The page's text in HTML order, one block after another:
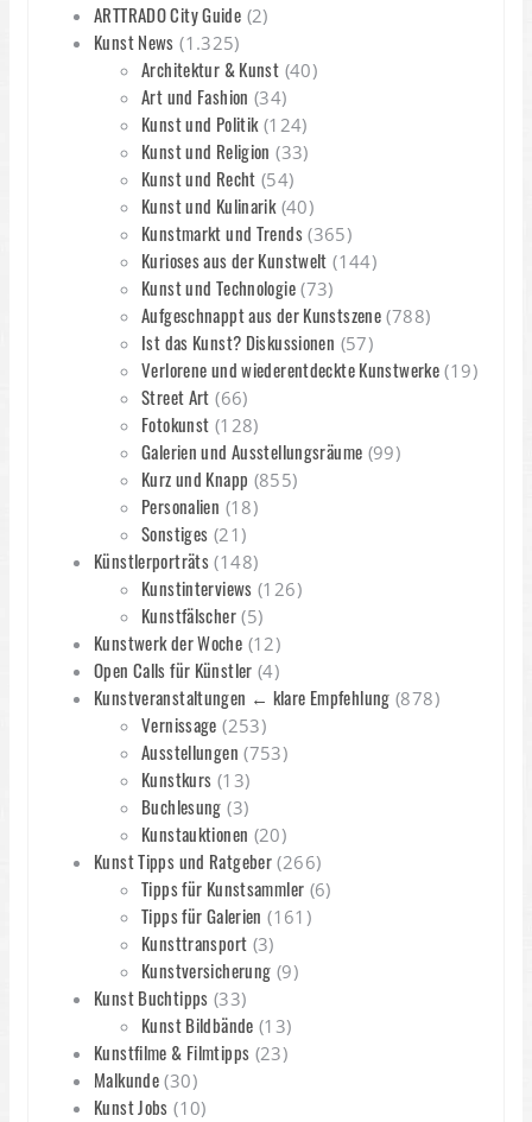
ARTTRADO City Guide (2)
Kunst News (1.325)
Architektur & Kunst (40)
Art und Fashion (34)
Kunst und Politik(124)
Kunst und Religion (33)
Kunst und Recht (54)
Kunst und Kulinarik(40)
Kunstmarkt und Trends(365)
Kurioses aus der Kunstwelt (144)
Kunst und Technologie(73)
Aufgeschnappt aus der Kunstszene (788)
Ist das Kunst? Diskussionen (57)
Verlorene und wiederentdeckte Kunstwerke (19)
Street Art (66)
Fotokunst (128)
Galerien und Ausstellungsräume (99)
Kurz und Knapp (855)
Personalien (18)
Sonstiges (21)
Künstlerporträts (148)
Kunstinterviews (126)
Kunstfälscher(5)
Kunstwerk der Woche (12)
Open Calls für Künstler (4)
Kunstveranstaltungen ← klare Empfehlung (878)
Vernissage (253)
Ausstellungen (753)
Kunstkurs (13)
Buchlesung (3)
Kunstauktionen (20)
Kunst Tipps und Ratgeber (266)
Tipps für Kunstsammler (6)
Tipps für Galerien (161)
Kunsttransport (3)
Kunstversicherung (9)
Kunst Buchtipps (33)
Kunst Bildbände (13)
Kunstfilme & Filmtipps (23)
Malkunde (30)
Kunst Jobs (10)